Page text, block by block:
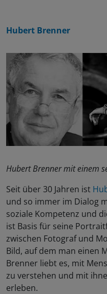
Hubert Brenner
Hubert Brenner mit einem
Seit über 30 Jahren ist
und so immer im Dialog
soziale Kompetenz und
ist Basis für seine
zwischen Fotograf und
Bild, auf dem man einen
Brenner liebt es, mit
zu verstehen und mit
erleben.